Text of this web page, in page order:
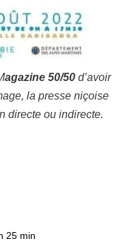
agazine 50/50 d’avoir
la presse niçoise
directe ou indirecte.
25 min